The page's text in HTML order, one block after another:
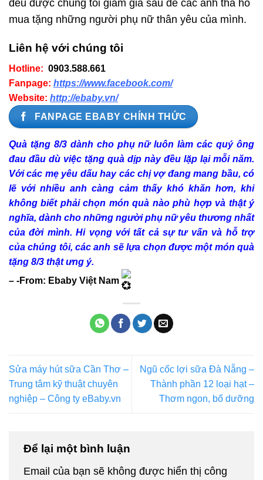
đều được chúng tôi giảm giá sâu để các anh tha hồ
mua tặng những người phụ nữ thân yêu của mình.
Liên hệ với chúng tôi
Hotline: 0903.588.661
Fanpage: https://www.facebook.com/
Website: http://ebaby.vn/
FANPAGE EBABY CHÍNH THỨC
Quà tặng 8/3 dành cho phụ nữ luôn làm các quý ông
đau đầu dù việc tặng quà dịp này đều lặp lại mỗi năm.
Với các mẹ yêu dấu hay các chị vợ đang mang bầu, có
lẽ với nhiều anh càng cảm thấy khó khăn hơn, khi
không biết phải chọn món quà nào phù hợp và thật ý
nghĩa, dành cho những người phụ nữ yêu thương nhất
của đời mình. Hi vọng với tất cả sự tư vấn và hỗ trợ
của chúng tôi, các anh sẽ lựa chọn được một món quà
tặng 8/3 thật ưng ý.
– -From: Ebaby Việt Nam
Sửa máy hút sữa Cần Thơ –
Trung tâm kỹ thuật chuyên
nghiệp – Công ty eBaby.vn
Ngũ cốc lợi sữa Đà Nẵng –
Thành phần 12 loại hạt –
Thơm ngon, bổ dưỡng
Để lại một bình luận
Email của bạn sẽ không được hiển thị công